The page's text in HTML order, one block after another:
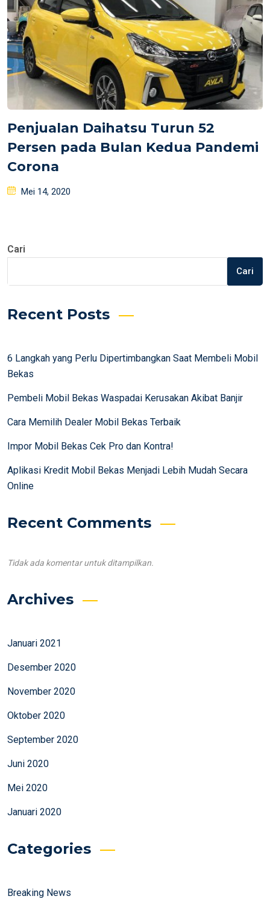
Penjualan Daihatsu Turun 52
Persen pada Bulan Kedua Pandemi
Corona
Posted
Mei 14, 2020
Cari
Cari
Recent Posts
6 Langkah yang Perlu Dipertimbangkan Saat Membeli Mobil
Bekas
Pembeli Mobil Bekas Waspadai Kerusakan Akibat Banjir
Cara Memilih Dealer Mobil Bekas Terbaik
Impor Mobil Bekas Cek Pro dan Kontra!
Aplikasi Kredit Mobil Bekas Menjadi Lebih Mudah Secara
Online
Recent Comments
Tidak ada komentar untuk ditampilkan.
Archives
Januari 2021
Desember 2020
November 2020
Oktober 2020
September 2020
Juni 2020
Mei 2020
Januari 2020
Categories
Breaking News